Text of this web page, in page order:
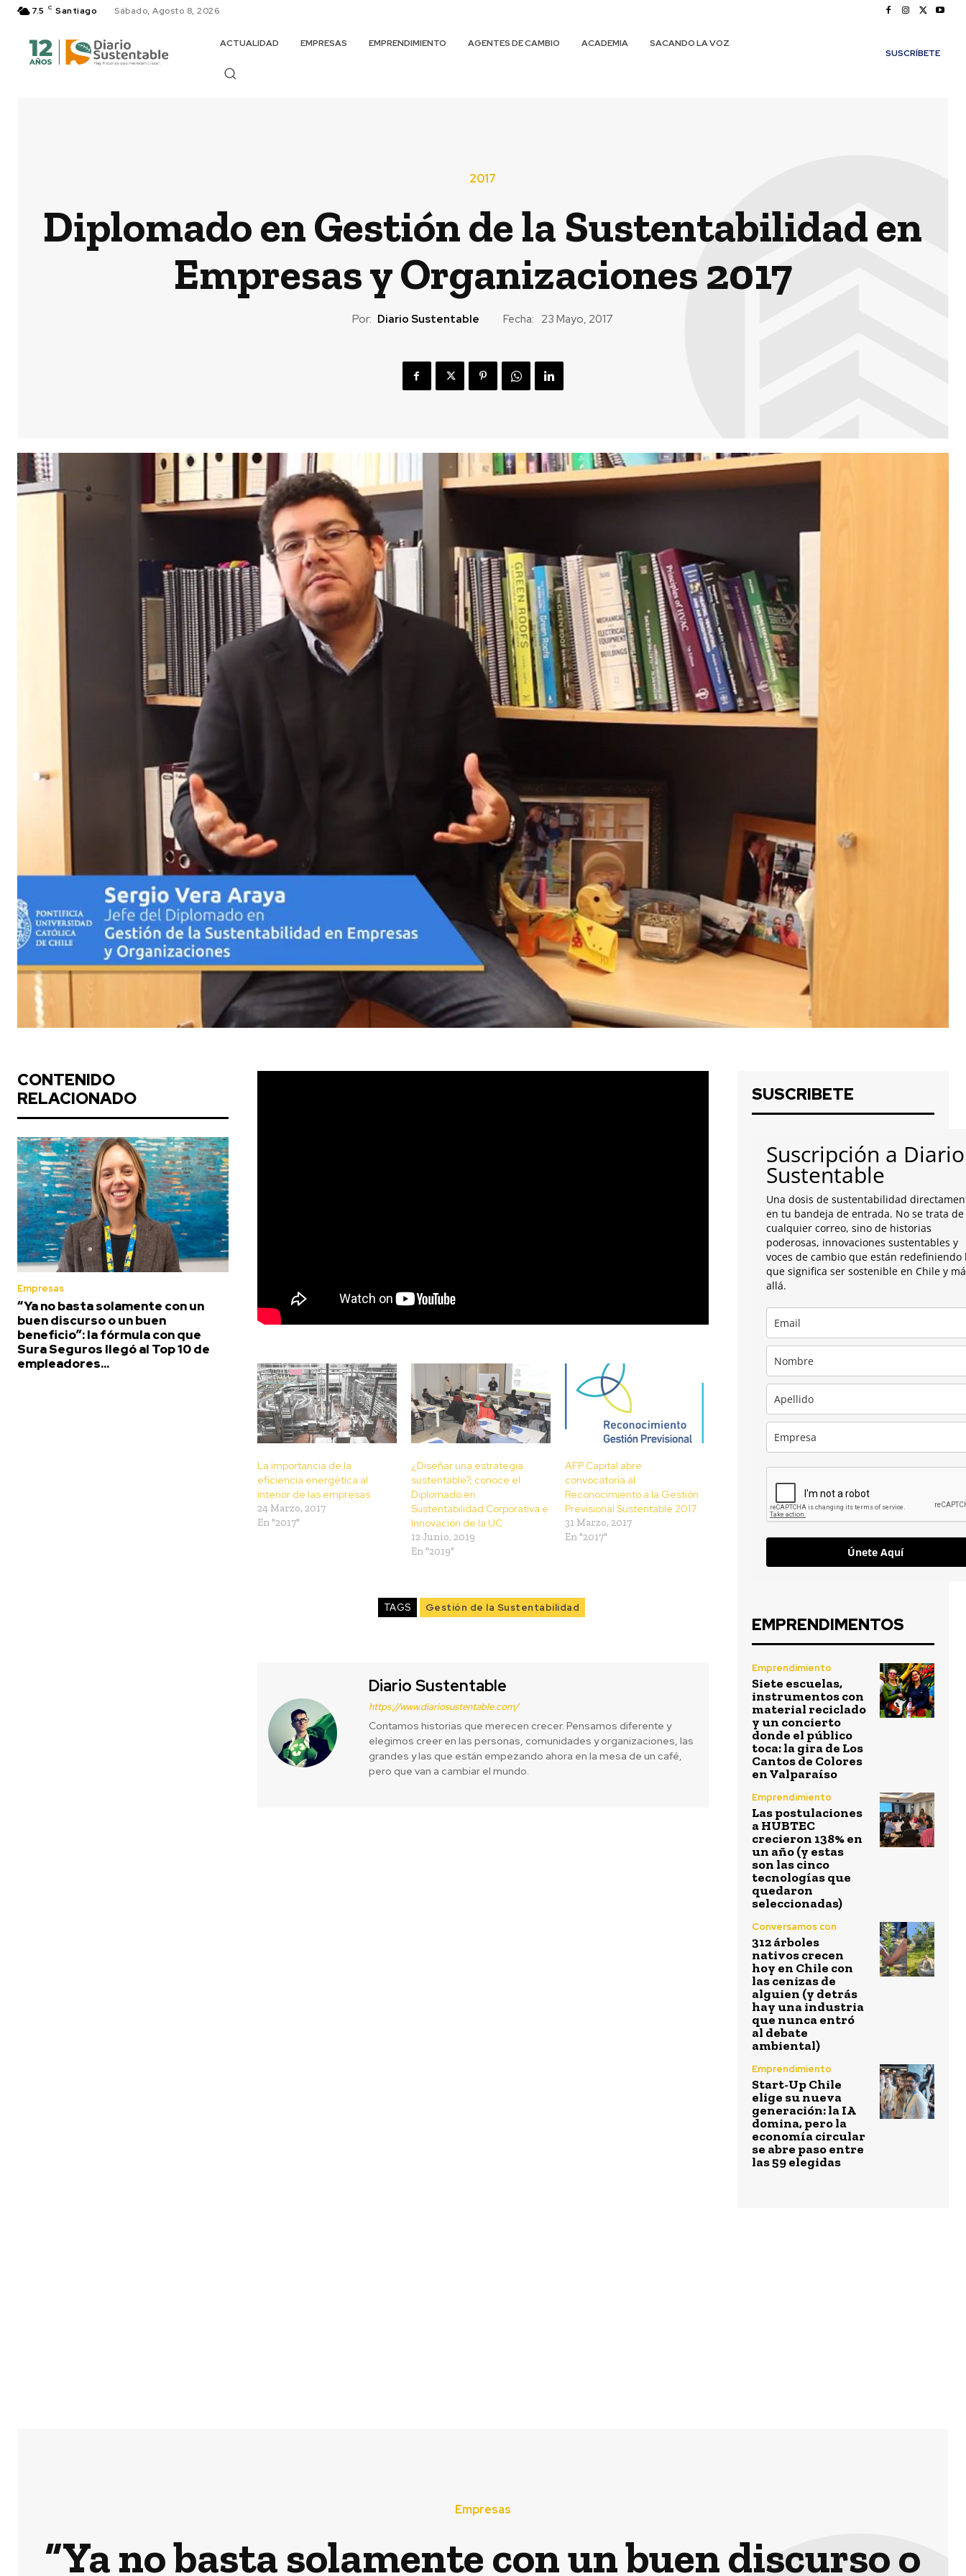
7.5 C Santiago Sábado, Agosto 8, 2026
ACTUALIDAD EMPRESAS EMPRENDIMIENTO AGENTES DE CAMBIO ACADEMIA
SACANDO LA VOZ
SUSCRÍBETE
2017
Diplomado en Gestión de la Sustentabilidad en
Empresas y Organizaciones 2017
Por: Diario Sustentable Fecha: 23 Mayo, 2017
CONTENIDO
RELACIONADO
Empresas
“Ya no basta solamente con un
buen discurso o un buen
beneficio”: la fórmula con que
Sura Seguros llegó al Top 10 de
empleadores...
La importancia de la
eficiencia energética al
interior de las empresas
24 Marzo, 2017
En "2017"
¿Diseñar una estrategia
sustentable?, conoce el
Diplomado en
Sustentabilidad Corporativa e
Innovación de la UC
12 Junio, 2019
En "2019"
AFP Capital abre
convocatoria al
Reconocimiento a la Gestión
Previsional Sustentable 2017
31 Marzo, 2017
En "2017"
TAGS Gestión de la Sustentabilidad
Diario Sustentable
https://www.diariosustentable.com/
Contamos historias que merecen crecer. Pensamos diferente y
elegimos creer en las personas, comunidades y organizaciones, las
grandes y las que están empezando ahora en la mesa de un café,
pero que van a cambiar el mundo.
SUSCRIBETE
Suscripción a Diario
Sustentable
Una dosis de sustentabilidad
en tu bandeja de entrada. No se trata de
cualquier correo, sino de historias
poderosas, innovaciones sustentables y
voces de cambio que están redefiniendo
que significa ser sostenible en Chile y
allá.
Únete Aquí
EMPRENDIMENTOS
Emprendimiento
Siete escuelas,
instrumentos con
material reciclado
y un concierto
donde el público
toca: la gira de Los
Cantos de Colores
en Valparaíso
Emprendimiento
Las postulaciones
a HUBTEC
crecieron 138% en
un año (y estas
son las cinco
tecnologías que
quedaron
seleccionadas)
Conversamos con
312 árboles
nativos crecen
hoy en Chile con
las cenizas de
alguien (y detrás
hay una industria
que nunca entró
al debate
ambiental)
Emprendimiento
Start-Up Chile
elige su nueva
generación: la IA
domina, pero la
economía circular
se abre paso entre
las 59 elegidas